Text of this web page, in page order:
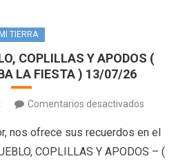
MI TIERRA
COPLILLAS Y APODOS (
LA FIESTA ) 13/07/26
Comentarios desactivados
DE
MI
nos ofrece sus recuerdos en el
COPLILLAS Y APODOS – (